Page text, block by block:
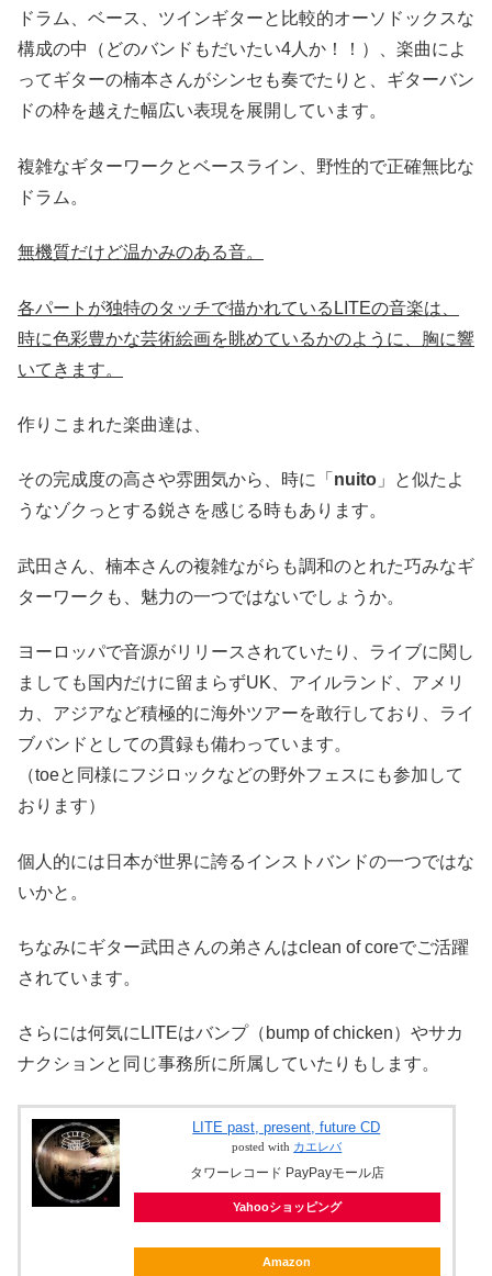
ドラム、ベース、ツインギターと比較的オーソドックスな
構成の中（どのバンドもだいたい4人か！！）、楽曲によ
ってギターの楠本さんがシンセも奏でたりと、ギターバン
ドの枠を越えた幅広い表現を展開しています。
複雑なギターワークとベースライン、野性的で正確無比な
ドラム。
無機質だけど温かみのある音。
各パートが独特のタッチで描かれているLITEの音楽は、
時に色彩豊かな芸術絵画を眺めているかのように、胸に響
いてきます。
作りこまれた楽曲達は、
その完成度の高さや雰囲気から、時に「 nuito 」と似たよ
うなゾクっとする鋭さを感じる時もあります。
武田さん、楠本さんの複雑ながらも調和のとれた巧みなギ
ターワークも、魅力の一つではないでしょうか。
ヨーロッパで音源がリリースされていたり、ライブに関し
ましても国内だけに留まらずUK、アイルランド、アメリ
カ、アジアなど積極的に海外ツアーを敢行しており、ライ
ブバンドとしての貫録も備わっています。
（toeと同様にフジロックなどの野外フェスにも参加して
おります）
個人的には日本が世界に誇るインストバンドの一つではな
いかと。
ちなみにギター武田さんの弟さんはclean of coreでご活躍
されています。
さらには何気にLITEはバンプ（bump of chicken）やサカ
ナクションと同じ事務所に所属していたりもします。
LITE past, present, future CD
posted with カエレバ
タワーレコード PayPayモール店
Yahooショッピング
Amazon